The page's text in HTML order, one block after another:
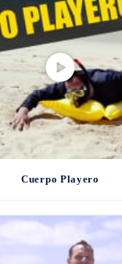
Cuerpo Playero